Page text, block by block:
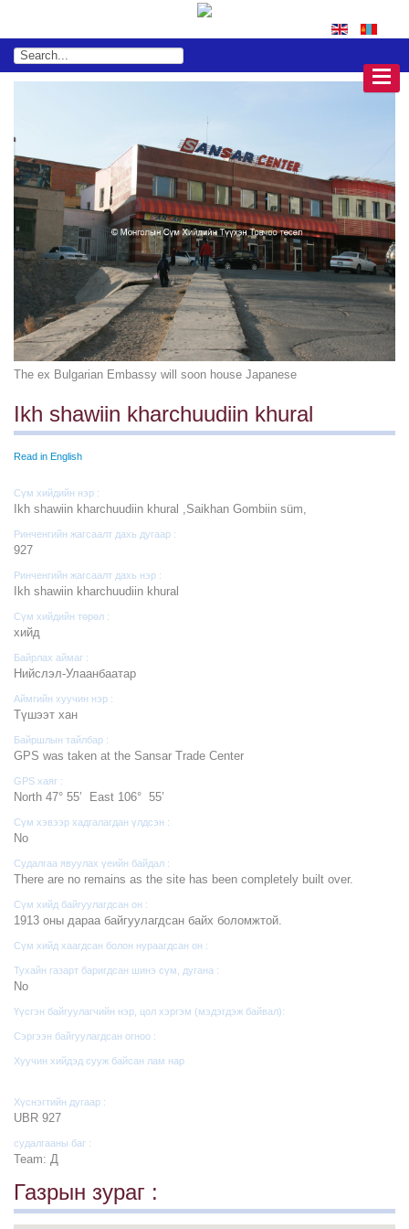
The ex Bulgarian Embassy will soon house Japanese
Ikh shawiin kharchuudiin khural
Read in English
Сүм хийдийн нэр :
Ikh shawiin kharchuudiin khural ,Saikhan Gombiin süm,
Ринченгийн жагсаалт дахь дугаар :
927
Ринченгийн жагсаалт дахь нэр :
Ikh shawiin kharchuudiin khural
Сүм хийдийн төрөл :
хийд
Байрлах аймаг :
Нийслэл-Улаанбаатар
Аймгийн хуучин нэр :
Түшээт хан
Байршлын тайлбар :
GPS was taken at the Sansar Trade Center
GPS хаяг :
North 47° 55’ East 106° 55’
Сүм хэвээр хадгалагдан үлдсэн :
No
Судалгаа явуулах үеийн байдал :
There are no remains as the site has been completely built over.
Сүм хийд байгуулагдсан он :
1913 оны дараа байгуулагдсан байх боломжтой.
Сүм хийд хаагдсан болон нураагдсан он :
Тухайн газарт баригдсан шинэ сүм, дугана :
No
Үүсгэн байгуулагчийн нэр, цол хэргэм (мэдэгдэж байвал):
Сэргээн байгуулагдсан огноо :
Хуучин хийдэд сууж байсан лам нар
Хүснэгтийн дугаар :
UBR 927
судалгааны баг :
Team: Д
Газрын зураг :